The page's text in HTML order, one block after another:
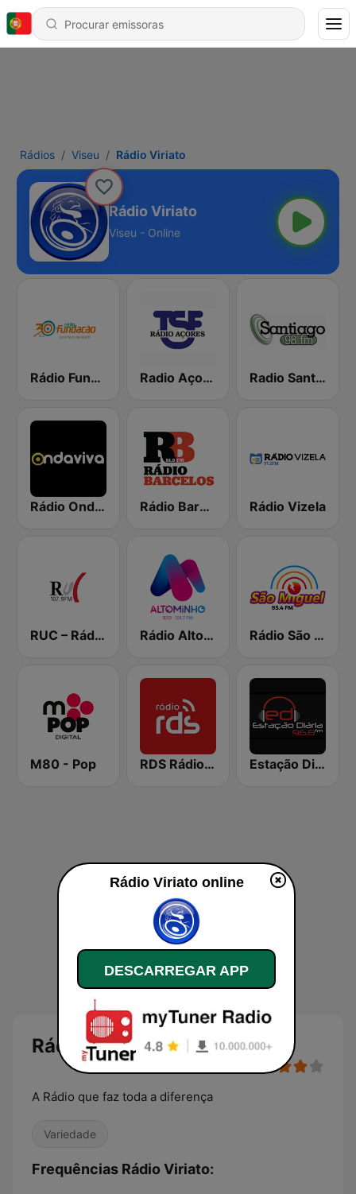
Rádios Viseu Rádio Viriato
Rádio Viriato
Viseu - Online
Rádio Fundação Radio Açores TSF Radio Santiago
Rádio Onda Viva Rádio Barcelos Rádio Vizela
RUC – Rádio Universidade de Coimbra Rádio Alto Minho Rádio São Miguel 93.4
M80 - Pop RDS Rádio Lisboa Estação Diária Viseu
Rádio Viriato
A Rádio que faz toda a diferença
Variedade
Frequências Rádio Viriato:
Rádio Viriato online
DESCARREGAR APP